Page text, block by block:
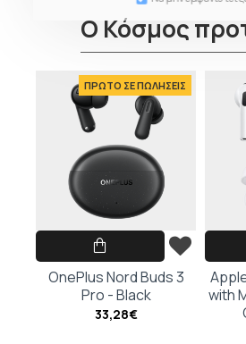
Να μην εμφανιστεί
Ο Κόσμος
ΠΡΩΤΟ ΣΕ ΠΩΛΗΣΕΙΣ
OnePlus Nord Buds 3
Pro - Black
33,28€
with